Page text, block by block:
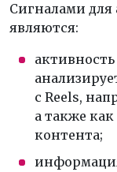
Сигналами
являются:
с Reels,
а также
контента;